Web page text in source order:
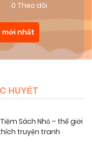
0 Theo dõi
mới nhất
HUYẾT
Sách Nhỏ – thế giới
truyện tranh